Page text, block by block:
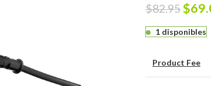
$82.95$
1 disponibles
Product Fee